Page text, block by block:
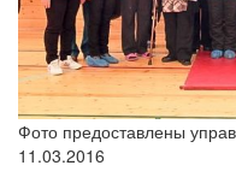
Фото предоставлены
11.03.2016